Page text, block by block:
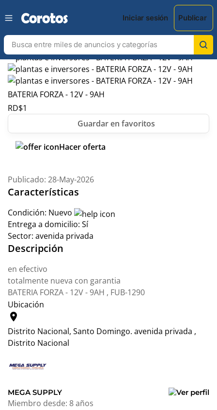
Iniciar sesión Publicar
BATERIA FORZA - 12V - 9AH
RD$1
Hacer oferta
Publicado: 28-May-2026
Características
Condición: Nuevo
Entrega a domicilio: Sí
Sector: avenida privada
Descripción
en efectivo
totalmente nueva con garantia
BATERIA FORZA - 12V - 9AH , FUB-1290
Ubicación
location_on
Distrito Nacional, Santo Domingo. avenida privada ,
Distrito Nacional
+
MEGA SUPPLY
Miembro desde: 8 años